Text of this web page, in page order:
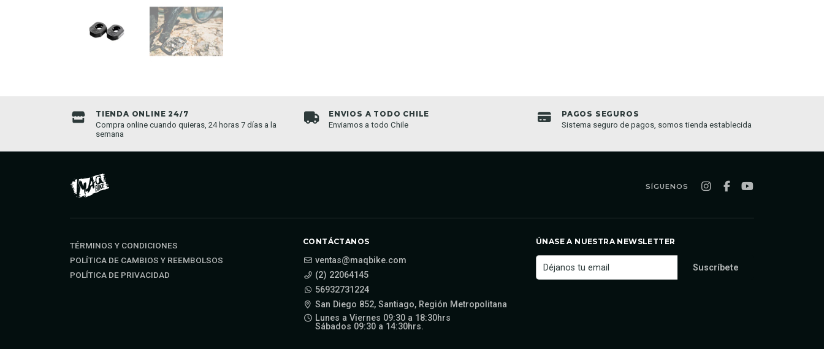
TIENDA ONLINE 24/7
Compra online cuando quieras, 24 horas 7 días a la
semana
ENVIOS A TODO CHILE
Enviamos a todo Chile
PAGOS SEGUROS
Sistema seguro de pagos, somos tienda establecida
SÍGUENOS
TÉRMINOS Y CONDICIONES
POLÍTICA DE CAMBIOS Y REEMBOLSOS
POLÍTICA DE PRIVACIDAD
CONTÁCTANOS
ventas@maqbike.com
(2) 22064145
56932731224
San Diego 852, Santiago, Región Metropolitana
Lunes a Viernes 09:30 a 18:30hrs
Sábados 09:30 a 14:30hrs.
ÚNASE A NUESTRA NEWSLETTER